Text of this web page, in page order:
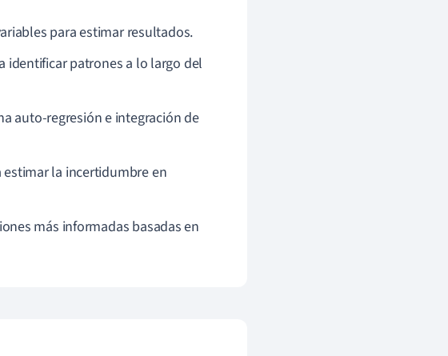
para estimar resultados.
identificar patrones a lo largo del
auto-regresión e integración de
la incertidumbre en
más informadas basadas en